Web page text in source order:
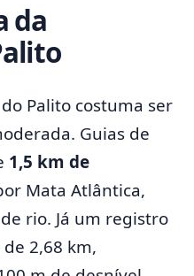
da
Palito costuma ser
Guias de
1,5 km de
Mata Atlântica,
rio. Já um registro
2,68 km,